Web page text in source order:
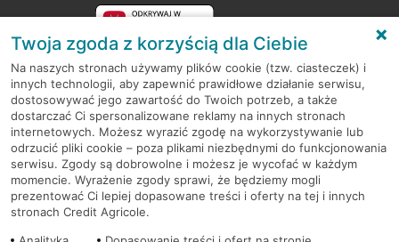
RODO
Regulamin serwisu
Mapa serwisu
PolitykaCookies
Twoja zgoda z korzyścią dla Ciebie
Na naszych stronach używamy plików cookie (tzw. ciasteczek) i
innych technologii, aby zapewnić prawidłowe działanie serwisu,
dostosowywać jego zawartość do Twoich potrzeb, a także
dostarczać Ci spersonalizowane reklamy na innych stronach
internetowych. Możesz wyrazić zgodę na wykorzystywanie lub
odrzucić pliki cookie – poza plikami niezbędnymi do funkcjonowania
serwisu. Zgody są dobrowolne i możesz je wycofać w każdym
momencie. Wyrażenie zgody sprawi, że będziemy mogli
prezentować Ci lepiej dopasowane treści i oferty na tej i innych
stronach Credit Agricole.